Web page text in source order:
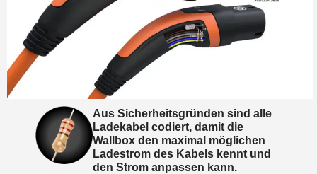
Aus Sicherheitsgründen sind alle
Ladekabel codiert, damit die
Wallbox den maximal möglichen
Ladestrom des Kabels kennt und
den Strom anpassen kann.